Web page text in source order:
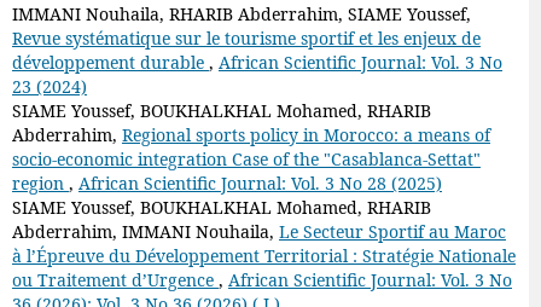
IMMANI Nouhaila, RHARIB Abderrahim, SIAME Youssef,
Revue systématique sur le tourisme sportif et les enjeux de
développement durable , African Scientific Journal: Vol. 3 No
23 (2024)
SIAME Youssef, BOUKHALKHAL Mohamed, RHARIB
Abderrahim, Regional sports policy in Morocco: a means of
socio-economic integration Case of the "Casablanca-Settat"
region , African Scientific Journal: Vol. 3 No 28 (2025)
SIAME Youssef, BOUKHALKHAL Mohamed, RHARIB
Abderrahim, IMMANI Nouhaila, Le Secteur Sportif au Maroc
à l’Épreuve du Développement Territorial : Stratégie Nationale
ou Traitement d’Urgence , African Scientific Journal: Vol. 3 No